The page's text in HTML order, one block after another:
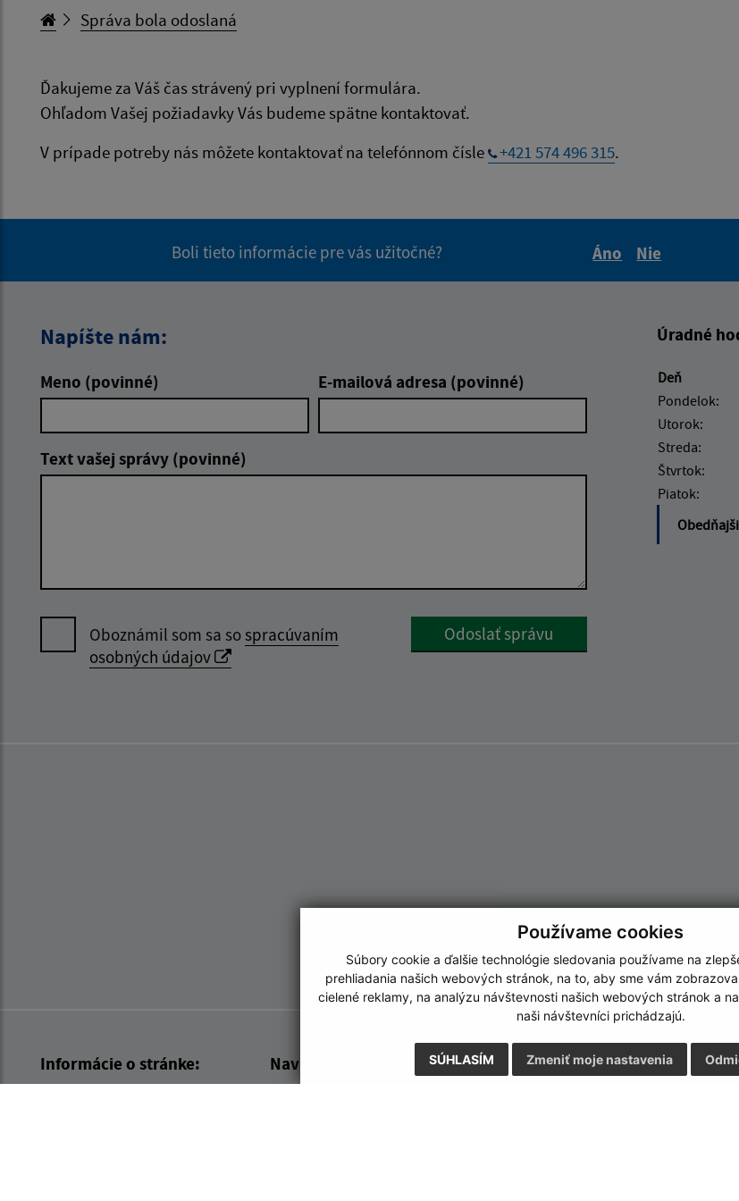
Používame cookies
Súbory cookie a ďalšie technológie sledovania používame na
prehliadania našich webových stránok, na to, aby sme vám
cielené reklamy, na analýzu návštevnosti našich webových stránok a
naši návštevníci prichádzajú.
SÚHLASÍM Zmeniť moje nastavenia
Správa bola odoslaná
Ďakujeme za Váš čas strávený pri vyplnení formulára.
Ohľadom Vašej požiadavky Vás budeme spätne kontaktovať.
V prípade potreby nás môžete kontaktovať na telefónnom čísle
+421 574 496 315.
Boli tieto informácie pre vás užitočné?
Áno
Nie
Napíšte nám:
Meno (povinné) E-mailová adresa (povinné)
Text vašej správy (povinné)
Oboznámil som sa sospracúvaním
osobných údajov
Odoslať správu
Úradné
Deň
Pondelok:
Utorok:
Streda:
Štvrtok:
Piatok:
Informácie o stránke: Navigácia: Rýchle odkazy: